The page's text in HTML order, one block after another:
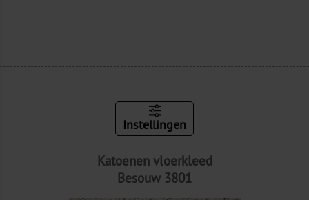
Instellingen
Katoenen vloerkleed
Besouw 3801